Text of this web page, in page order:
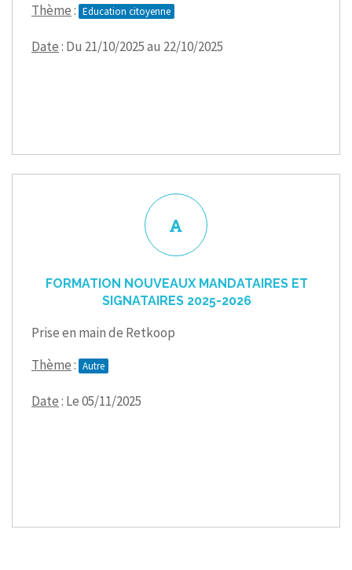
Thème: Education citoyenne
Date: Du 21/10/2025 au 22/10/2025
FORMATION NOUVEAUX MANDATAIRES ET
SIGNATAIRES 2025-2026
Prise en main de Retkoop
Thème: Autre
Date: Le 05/11/2025